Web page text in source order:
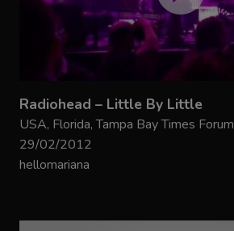
Radiohead – Little By Little
USA, Florida, Tampa Bay Times Forum
29/02/2012
hellomariana